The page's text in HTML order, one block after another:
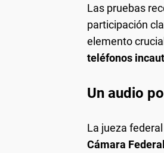
Las pruebas
participación
elemento
teléfonos
Un audio
La jueza
Cámara Federal